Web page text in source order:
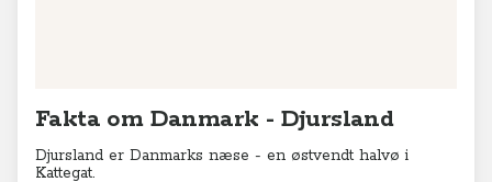
Fakta om Danmark - Djursland
Djursland er Danmarks næse - en østvendt halvø i
Kattegat.